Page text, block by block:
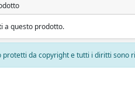
a questo prodotto.
protetti da copyright e tutti i diritti sono